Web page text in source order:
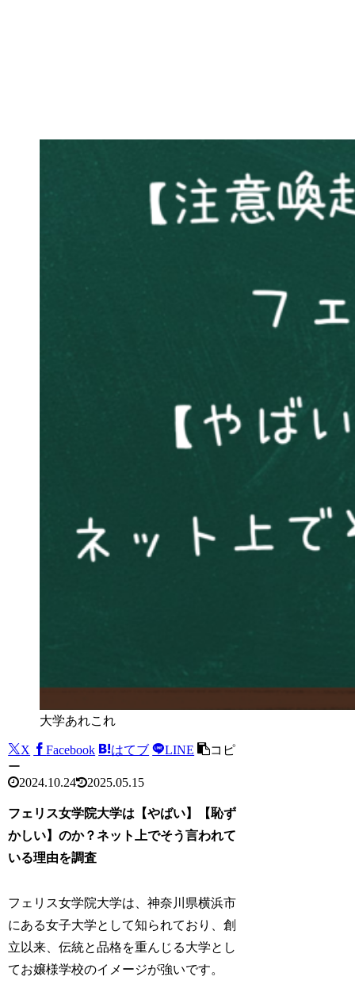
大学あれこれ
X Facebook はてブ LINE
コピ
ー
2024.10.24
2025.05.15
フェリス女学院大学は【やばい】【恥ず
かしい】のか？ネット上でそう言われて
いる理由を調査
フェリス女学院大学は、神奈川県横浜市
にある女子大学として知られており、創
立以来、伝統と品格を重んじる大学とし
てお嬢様学校のイメージが強いです。